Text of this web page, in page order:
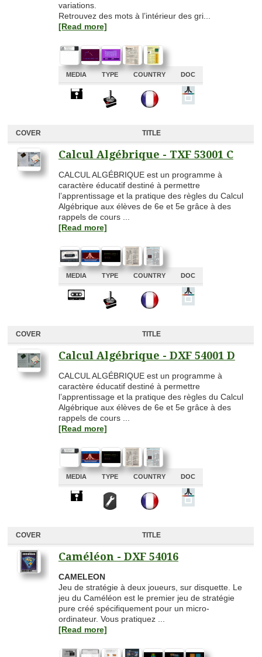
variations.
Retrouvez des mots à l’intérieur des gri...
[Read more]
MEDIA TYPE COUNTRY DOC
COVER TITLE
Calcul Algébrique - TXF 53001 C
CALCUL ALGÉBRIQUE est un programme à
caractère éducatif destiné à permettre
l’apprentissage et la pratique des règles du Calcul
Algébrique aux élèves de 6e et 5e grâce à des
rappels de cours ...
[Read more]
MEDIA TYPE COUNTRY DOC
COVER TITLE
Calcul Algébrique - DXF 54001 D
CALCUL ALGÉBRIQUE est un programme à
caractère éducatif destiné à permettre
l’apprentissage et la pratique des règles du Calcul
Algébrique aux élèves de 6e et 5e grâce à des
rappels de cours ...
[Read more]
MEDIA TYPE COUNTRY DOC
A
COVER TITLE
Caméléon - DXF 54016
CAMELEON
Jeu de stratégie à deux joueurs, sur disquette. Le
jeu du Caméléon est le premier jeu de stratégie
pure créé spécifiquement pour un micro-
ordinateur. Vous pratiquez ...
[Read more]